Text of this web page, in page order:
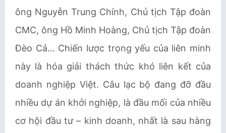
ông Nguyễn Trung Chính, Chủ tịch Tập đoàn
CMC, ông Hồ Minh Hoàng, Chủ tịch Tập đoàn
Đèo Cả… Chiến lược trọng yếu của liên minh
này là hóa giải thách thức khó liên kết của
doanh nghiệp Việt. Câu lạc bộ đang đỡ đầu
nhiều dự án khởi nghiệp, là đầu mối của nhiều
cơ hội đầu tư – kinh doanh, nhất là sau hàng